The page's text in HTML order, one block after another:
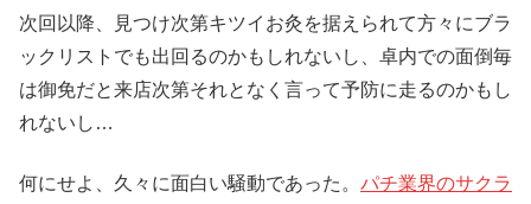
次回以降、見つけ次第キツイお灸を据えられて方々にブラ
ックリストでも出回るのかもしれないし、卓内での面倒毎
は御免だと来店次第それとなく言って予防に走るのかもし
れないし…
何にせよ、久々に面白い騒動であった。 パチ業界のサクラ